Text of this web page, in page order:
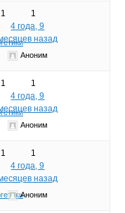
1
1
4 года, 9
назад
Аноним
1
1
4 года, 9
назад
Аноним
1
1
4 года, 9
назад
Аноним